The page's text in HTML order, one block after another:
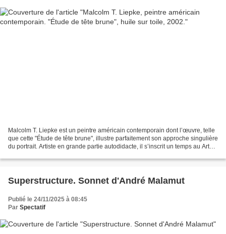
Malcolm T. Liepke est un peintre américain contemporain dont l’œuvre, telle
que cette "Étude de tête brune", illustre parfaitement son approche singulière
du portrait. Artiste en grande partie autodidacte, il s’inscrit un temps au Art
Superstructure. Sonnet d'André Malamut
Publié le 24/11/2025 à 08:45
Par Spectatif